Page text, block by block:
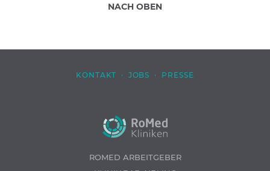
NACH OBEN
KONTAKT · JOBS · PRESSE
ROMED ARBEITGEBER